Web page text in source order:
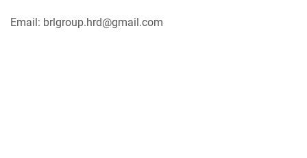
Email: brlgroup.hrd@gmail.com